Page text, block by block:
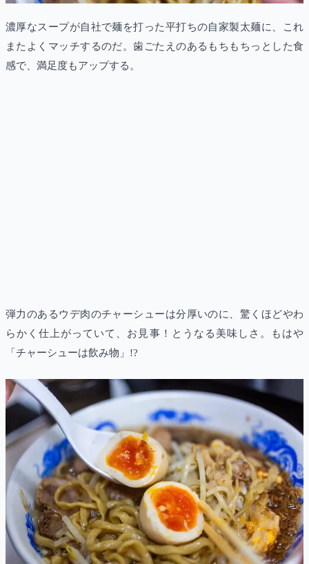
濃厚なスープが自社で麺を打った平打ちの自家製太麺に、これ
またよくマッチするのだ。歯ごたえのあるもちもちっとした食
感で、満足度もアップする。
弾力のあるウデ肉のチャーシューは分厚いのに、驚くほどやわ
らかく仕上がっていて、お見事！とうなる美味しさ。もはや
「チャーシューは飲み物」!?